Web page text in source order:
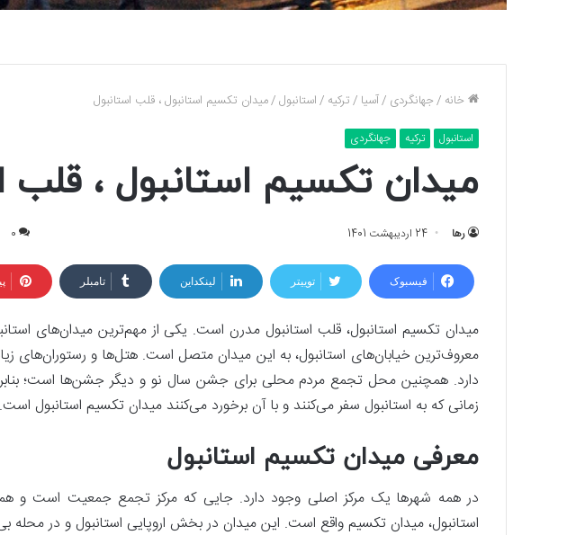
خانه /جهانگردی /آسیا /ترکیه /استانبول/میدان تکسیم استانبول ، قلب استانبول
استانبول ترکیه جهانگردی
میدان تکسیم استانبول ، قلب
رها 24 اردیبهشت 1401 0
فیسبوک توییتر لینکداین تامبلر
میدان تکسیم استانبول، قلب استانبول مدرن است. یکی از مهم‌ترین میدان‌های
معروف‌ترین خیابان‌های استانبول، به این میدان متصل است. هتل‌ها و رستوران‌های
دارد. همچنین محل تجمع مردم محلی برای جشن سال نو و دیگر جشن‌ها است؛
زمانی که به استانبول سفر می‌کنند و با آن برخورد می‌کنند میدان تکسیم استانبول است.
معرفی میدان تکسیم استانبول
در همه شهرها یک مرکز اصلی وجود دارد. جایی که مرکز تجمع جمعیت است و
استانبول، میدان تکسیم واقع است. این میدان در بخش اروپایی استانبول و در محله بی